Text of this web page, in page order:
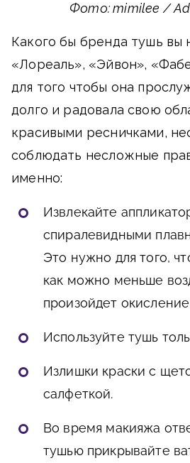
Фото: mimilee /
Какого бы бренда тушь вы
«Лореаль», «Эйвон»,
для того чтобы она
долго и радовала свою
красивыми ресничками,
соблюдать несложные
именно:
Извлекайте
спиралевидными
Это нужно для того,
как можно меньше
произойдет
Используйте тушь
Излишки краски с
салфеткой.
Во время макияжа
тушью прикрывайте